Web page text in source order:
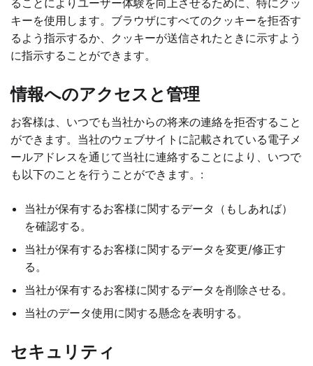
ることによりユーザー体験を向上させるために、特にクッ
キーを使用します。ブラウザにすべてのクッキーを拒否す
るよう指示するか、クッキーが送信されたときに示すよう
に指示することができます。
情報へのアクセスと管理
お客様は、いつでも当社からの将来の連絡を拒否すること
ができます。当社のウェブサイトに記載されている電子メ
ールアドレスを通じて当社に連絡することにより、いつで
も以下のことを行うことができます。:
当社が保有するお客様に関するデータ（もしあれば）
を確認する。
当社が保有するお客様に関するデータを変更/修正す
る。
当社が保有するお客様に関するデータを削除させる。
当社のデータ使用に関する懸念を表明する。
セキュリティ